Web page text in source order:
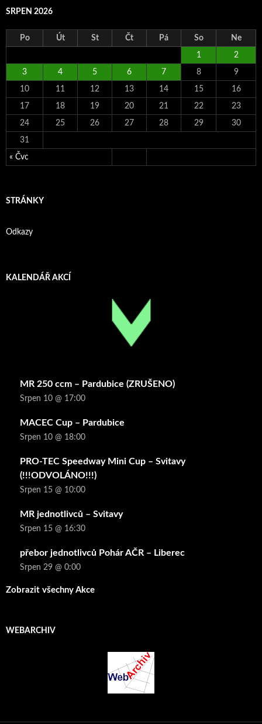
SRPEN 2026
Po Út St Čt Pá So Ne
« Čvc
1 2
3 4 5 6 7 8 9
10 11 12 13 14 15 16
17 18 19 20 21 22 23
24 25 26 27 28 29 30
31
STRÁNKY
Odkazy
KALENDÁŘ AKCÍ
MR 250 ccm – Pardubice (ZRUŠENO)
Srpen 10 @ 17:00
MACEC Cup – Pardubice
Srpen 10 @ 18:00
PRO-TEC Speedway Mini Cup – Svitavy
(!!!ODVOLÁNO!!!)
Srpen 15 @ 10:00
MR jednotlivců – Svitavy
Srpen 15 @ 16:30
přebor jednotlivců Pohár AČR – Liberec
Srpen 29 @ 0:00
Zobrazit všechny Akce
WEBARCHIV